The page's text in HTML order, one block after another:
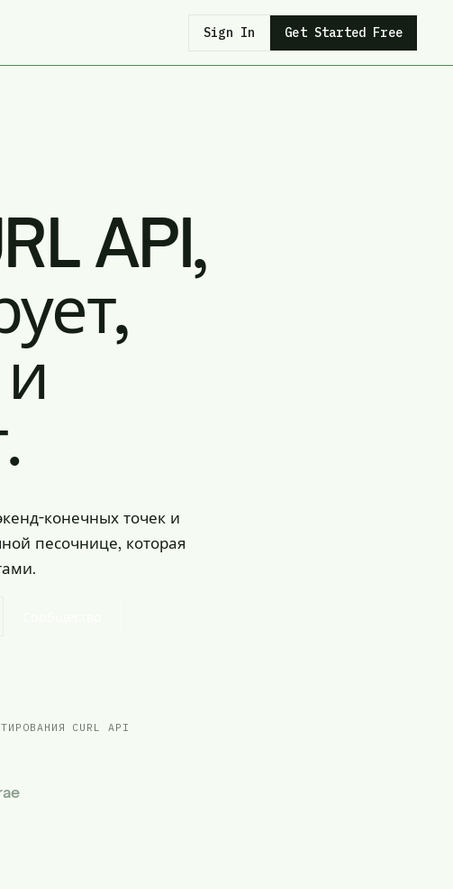
Sign In Get Started Free
API,
конечных точек и
песочнице, которая
CURL API